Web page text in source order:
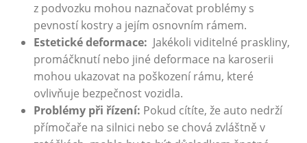
z podvozku mohou naznačovat problémy s
pevností kostry a jejím osnovním rámem.
Estetické deformace: ‌ Jakékoli viditelné praskliny,
promáčknutí‌ nebo jiné‌ deformace ‌na karoserii
mohou ukazovat na poškození rámu, které
ovlivňuje bezpečnost vozidla.
Problémy při ​řízení: Pokud cítíte, že auto nedrží
přímočaře na silnici nebo se chová zvláštně‌ v